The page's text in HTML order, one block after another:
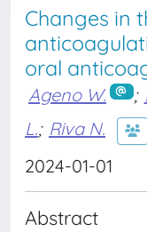
Changes in
oral
Ageno W. ;
L.; Riva N.
2024-01-01
Abstract